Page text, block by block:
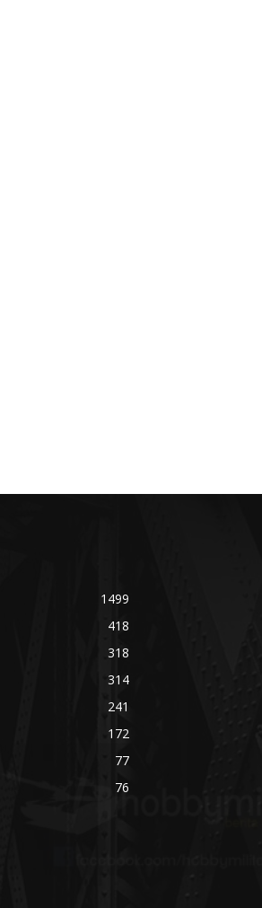
1499
418
318
314
241
172
77
76